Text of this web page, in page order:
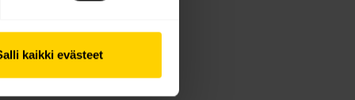
kaikki evästeet